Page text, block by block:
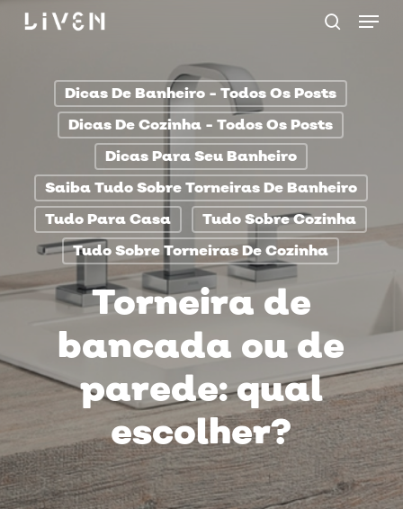
Skip
Menu
Dicas De Banheiro - Todos Os Posts
Dicas De Cozinha - Todos Os Posts
Dicas Para Seu Banheiro
Saiba Tudo Sobre Torneiras De Banheiro
Tudo Para Casa
Tudo Sobre Cozinha
Tudo Sobre Torneiras De Cozinha
Torneira de
bancada ou de
parede: qual
escolher?